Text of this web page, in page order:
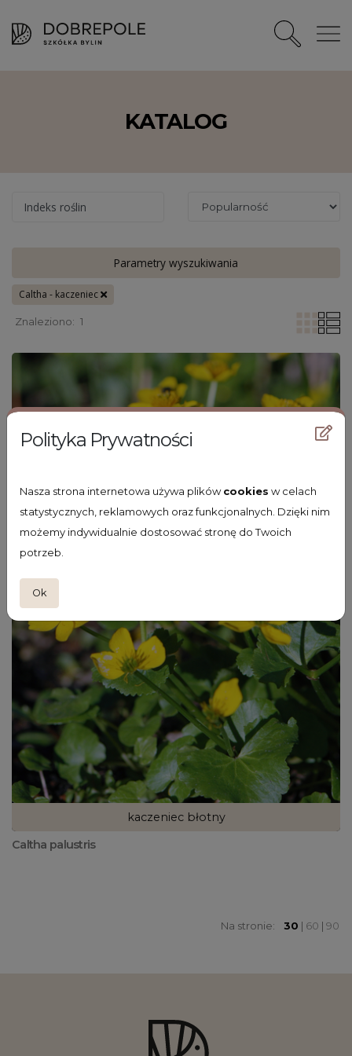
Polityka Prywatności
Nasza strona internetowa używa plikówcookies w celach
statystycznych, reklamowych oraz funkcjonalnych. Dzięki nim
możemy indywidualnie dostosować stronę do Twoich
potrzeb.
Ok
KATALOG
Indeks roślin
Parametry wyszukiwania
Caltha - kaczeniec
Znaleziono: 1
kaczeniec błotny
Caltha palustris
Na stronie: 30 | 60 | 90